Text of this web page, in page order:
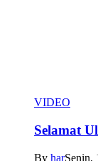
VIDEO
Selamat
By harSenin,